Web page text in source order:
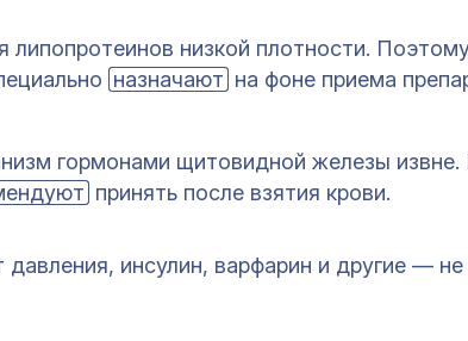
низкой плотности.
назначают на фоне приема
гормонами щитовидной железы извне.
принять после взятия крови.
инсулин, варфарин и другие —